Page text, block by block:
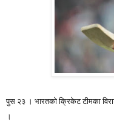
पुस २३ । भारतको क्रिकेट टीमका
।